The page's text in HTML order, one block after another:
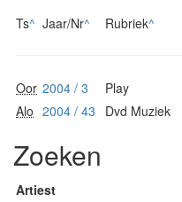
Ts^ Jaar/Nr^ Rubriek^
Oor 2004 / 3 Play
Alo 2004 / 43 Dvd Muziek
Zoeken
Artiest